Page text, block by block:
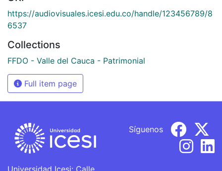
https://audiovisuales.icesi.edu.co/handle/123456789/8
6537
Collections
FFDO - Valle del Cauca - Patrimonial
Full item page
Universidad Icesi: Calle
Síguenos